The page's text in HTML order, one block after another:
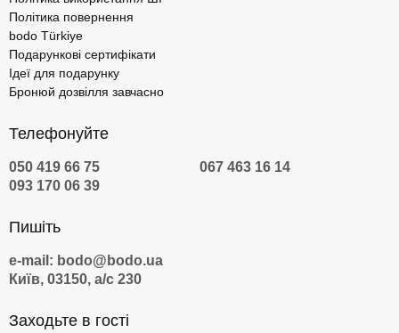
Політика повернення
bodo Türkiye
Подарункові сертифікати
Ідеї для подарунку
Бронюй дозвілля завчасно
Телефонуйте
050 419 66 75
067 463 16 14
093 170 06 39
Пишіть
e-mail: bodo@bodo.ua
Київ, 03150, а/с 230
Заходьте в гості